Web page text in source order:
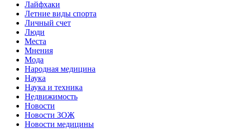
Лайфхаки
Летние виды спорта
Личный счет
Люди
Места
Мнения
Мода
Народная медицина
Наука
Наука и техника
Недвижимость
Новости
Новости ЗОЖ
Новости медицины